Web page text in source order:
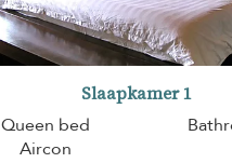
Slaapkamer 1
Queen bed
Aircon